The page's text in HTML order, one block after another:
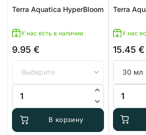
Terra Aquatica HyperBloom
У нас есть в наличии
9.95 €
Количество товара Terra Aquatica
В корзину
Terra
У нас
15.45 €